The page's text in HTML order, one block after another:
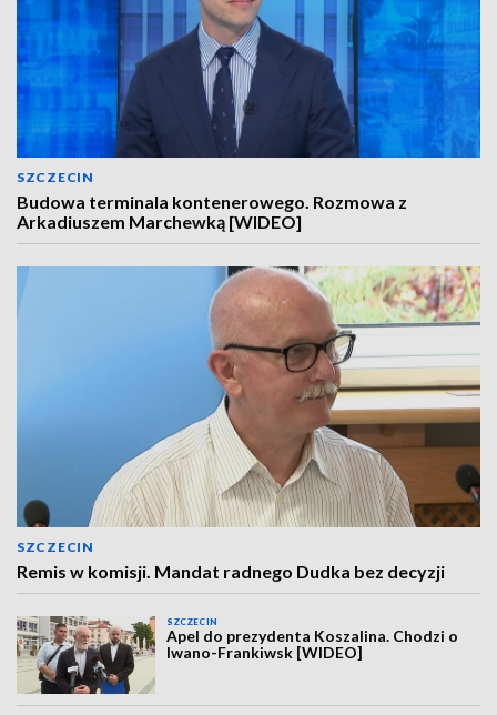
SZCZECIN
Budowa terminala kontenerowego. Rozmowa z
Arkadiuszem Marchewką [WIDEO]
SZCZECIN
Remis w komisji. Mandat radnego Dudka bez decyzji
SZCZECIN
Apel do prezydenta Koszalina. Chodzi o
Iwano-Frankiwsk [WIDEO]